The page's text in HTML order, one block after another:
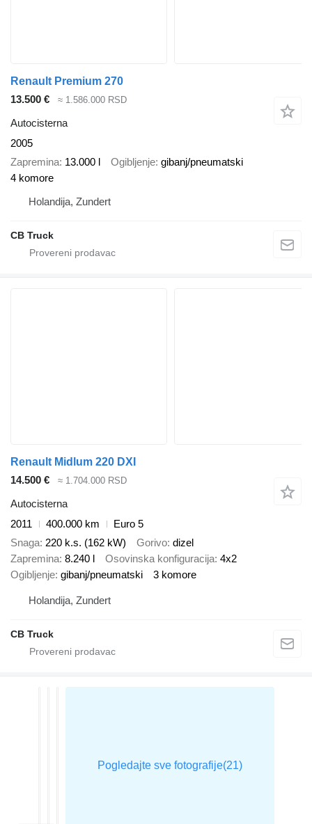
Renault Premium 270
13.500 €
≈ 1.586.000 RSD
Autocisterna
2005
Zapremina 13.000 l Ogibljenje gibanj/pneumatski
4 komore
Holandija, Zundert
CB Truck
Renault Midlum 220 DXI
14.500 €
≈ 1.704.000 RSD
Autocisterna
2011
400.000 km
Euro 5
Snaga 220 k.s. (162 kW) Gorivo dizel
Zapremina 8.240 l Osovinska konfiguracija 4x2
Ogibljenje gibanj/pneumatski 3 komore
Holandija, Zundert
CB Truck